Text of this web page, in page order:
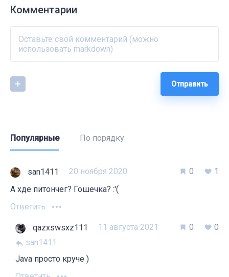
Комментарии
Отправить
Популярные По порядку
san1411 20 ноября 2020 0
1
А хде питончег? Гошечка? :'(
Ответить
qazxswsxz111
11 августа 2021
san1411
0 0
Java просто круче )